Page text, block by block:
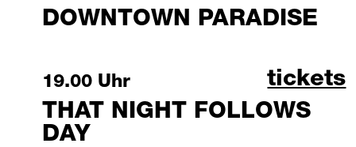
DOWNTOWN PARADISE
Friday, 16 October 2026
19.00 Uhr
THAT NIGHT FOLLOWS
DAY
tickets
that